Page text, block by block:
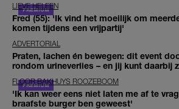
LIEVE HELEEN
Fred (55): 'Ik vind het moeilijk om
komen tijdens een vrijpartij'
ADVERTORIAL
Praten, lachen én bewegen: dit event
rondom urineverlies – en jij kunt daarbij
FLOOR BAKHUYS ROOZEBOOM
'Ik kan weer eens niet laten me af te
braafste burger ben geweest'